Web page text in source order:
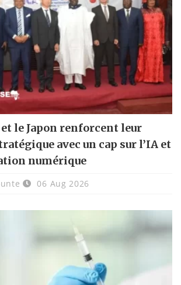
le Japon renforcent leur
avec un cap sur l’IA et
numérique
06 Aug 2026